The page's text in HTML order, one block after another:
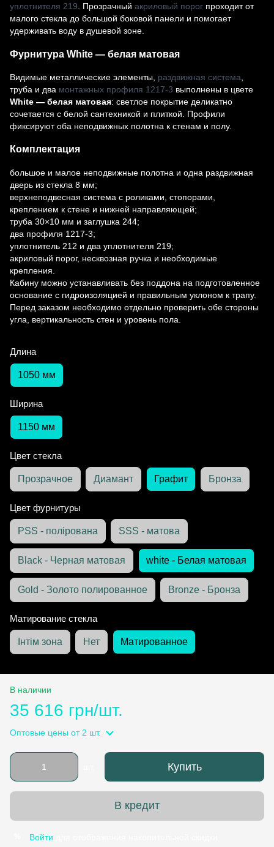
уплотнителя 219. Прозрачный акриловый порог проходит от
малого стекла до большой боковой панели и помогает
удерживать воду в душевой зоне.
Фурнитура White — белая матовая
Видимые металлические элементы, раздвижная система
труба и два монтажных профиля 1217-3 выполнены в цвете
White — белая матовая: светлое покрытие деликатно
сочетается с белой сантехникой и плиткой. Профили
фиксируют оба неподвижных полотна к стенам и полу.
Комплектация
большое и малое неподвижные полотна и одна раздвижная
дверь из стекла 8 мм;
верхнеподвесная система с роликами, стопорами,
креплением к стене и нижней направляющей;
труба 30×10 мм и заглушка 244;
два профиля 1217-3;
уплотнитель 212 и два уплотнителя 219;
акриловый порог, несквозная ручка и необходимые
крепления.
Кабину можно устанавливать без поддона на подготовленное
основание с гидроизоляцией и правильным уклоном к трапу.
Перед заказом необходимо отдельно проверить обе стороны
угла, вертикальность стен и уровень пола.
Длина
1050 мм
Ширина
1150 мм
Цвет стекла
Прозрачное Диамант Графит Бронза
Цвет фурнитуры
PSS - полірована SSS - матова
Black - Черная матовая white - Белая матовая
Gold - Золото полированное Bronze - Бронза
Матирование стекла
Інтім зона Нет Матированное
В наличии
35 616 грн/шт.
Оптовые цены от 2 шт.
Купить
В кредит
Войти